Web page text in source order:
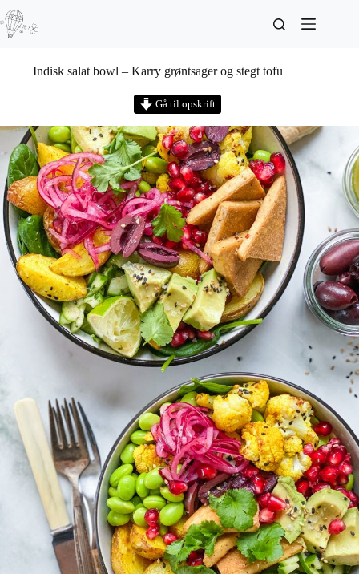
Indisk salat bowl – Karry grøntsager og stegt tofu
Gå til opskrift